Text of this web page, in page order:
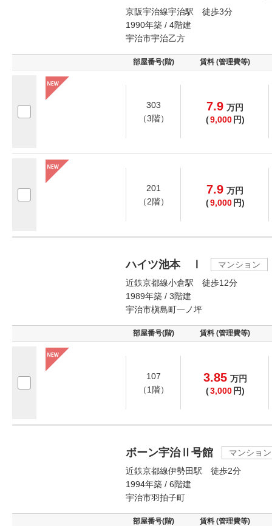
京阪宇治線宇治駅 徒歩3分
1990年築 / 4階建
宇治市宇治乙方
部屋番号(階) 賃料 (管理費等)
303
（3階）
7.9 万円
(9,000 円)
201
（2階）
7.9 万円
(9,000 円)
ハイツ池本 Ⅰ
マンション
近鉄京都線小倉駅 徒歩12分
1989年築 / 3階建
宇治市槇島町一ノ坪
部屋番号(階) 賃料 (管理費等)
107
（1階）
3.85 万円
(3,000 円)
ボーン宇治Ⅱ号館
マンション
近鉄京都線伊勢田駅 徒歩2分
1994年築 / 6階建
宇治市羽拍子町
部屋番号(階) 賃料 (管理費等)